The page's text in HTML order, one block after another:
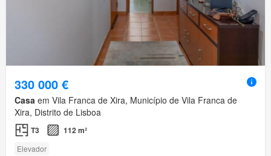
330 000 €
Casa em Vila Franca de Xira, Município de Vila Franca de
Xira, Distrito de Lisboa
T3 112 m²
Elevador